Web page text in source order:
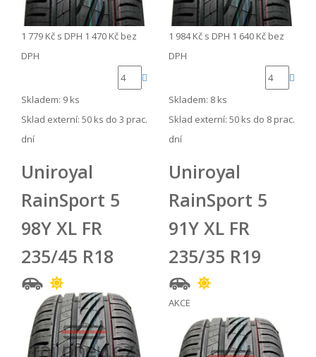
1 779 Kč s DPH 1 470 Kč bez
DPH
Skladem: 9 ks
Sklad externí: 50 ks do 3 prac.
dní
1 984 Kč s DPH 1 640 Kč bez
DPH
Skladem: 8 ks
Sklad externí: 50 ks do 8 prac.
dní
Uniroyal
RainSport 5
98Y XL FR
235/45 R18
Uniroyal
RainSport 5
91Y XL FR
235/35 R19
AKCE